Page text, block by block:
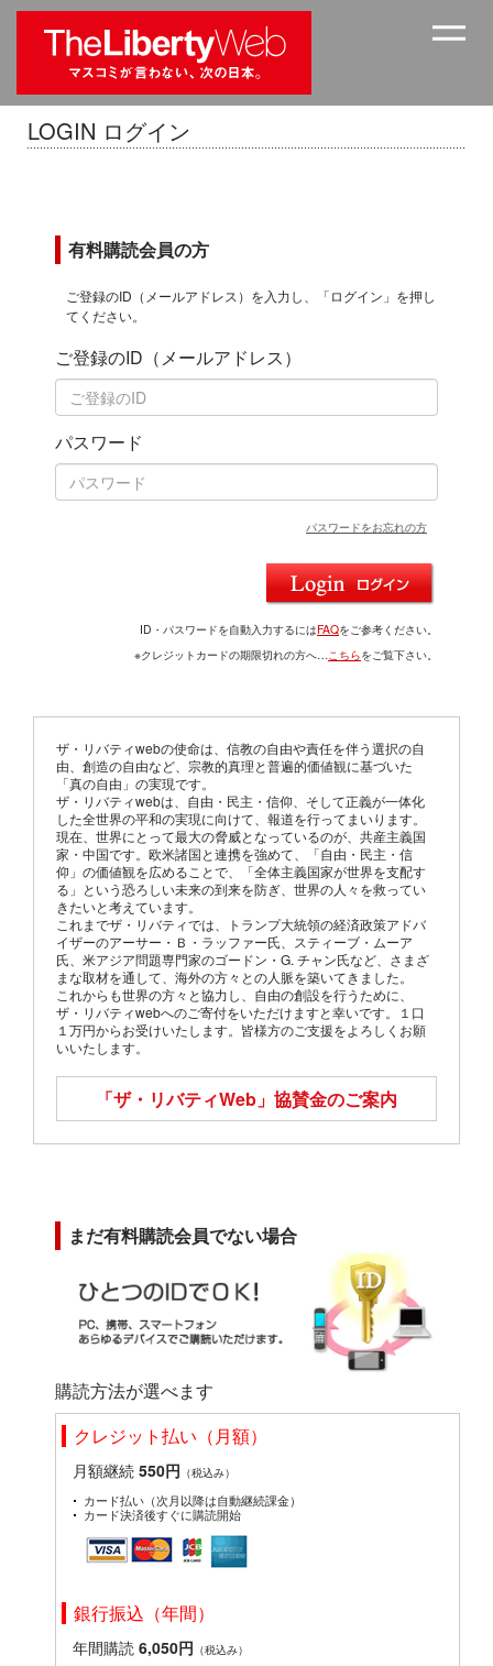
LOGIN ログイン
有料購読会員の方
ご登録のID（メールアドレス）を入力し、「ログイン」を押し
てください。
ご登録のID（メールアドレス）
パスワード
パスワードをお忘れの方
ID・パスワードを自動入力するにはFAQをご参考ください。
※クレジットカードの期限切れの方へ…こちらをご覧下さい。
ザ・リバティwebの使命は、信教の自由や責任を伴う選択の自
由、創造の自由など、宗教的真理と普遍的価値観に基づいた
「真の自由」の実現です。
ザ・リバティwebは、自由・民主・信仰、そして正義が一体化
した全世界の平和の実現に向けて、報道を行ってまいります。
現在、世界にとって最大の脅威となっているのが、共産主義国
家・中国です。欧米諸国と連携を強めて、「自由・民主・信
仰」の価値観を広めることで、「全体主義国家が世界を支配す
る」という恐ろしい未来の到来を防ぎ、世界の人々を救ってい
きたいと考えています。
これまでザ・リバティでは、トランプ大統領の経済政策アドバ
イザーのアーサー・Ｂ・ラッファー氏、スティーブ・ムーア
氏、米アジア問題専門家のゴードン・G. チャン氏など、さまざ
まな取材を通して、海外の方々との人脈を築いてきました。
これからも世界の方々と協力し、自由の創設を行うために、
ザ・リバティwebへのご寄付をいただけますと幸いです。１口
１万円からお受けいたします。皆様方のご支援をよろしくお願
いいたします。
「ザ・リバティWeb」 協賛金のご案内
まだ有料購読会員でない場合
購読方法が選べます
クレジット払い（月額）
月額継続 550円 （税込み）
カード払い（次月以降は自動継続課金）
カード決済後すぐに購読開始
銀行振込（年間）
年間購読 6,050円 （税込み）